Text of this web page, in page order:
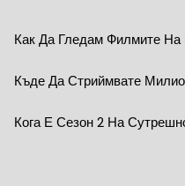
Как Да Гледам Филмите
Къде Да Стриймвате
Кога Е Сезон 2 На